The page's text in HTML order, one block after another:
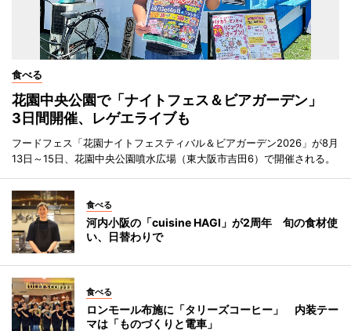
食べる
花園中央公園で「ナイトフェス＆ビアガーデン」
3日間開催、レゲエライブも
フードフェス「花園ナイトフェスティバル＆ビアガーデン2026」が8月
13日～15日、花園中央公園噴水広場（東大阪市吉田6）で開催される。
食べる
河内小阪の「cuisine HAGI」が2周年 旬の食材使
い、日替わりで
食べる
ロンモール布施に「タリーズコーヒー」 内装テー
マは「ものづくりと電車」